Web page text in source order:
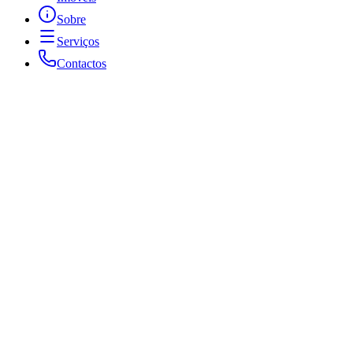
Sobre
Serviços
Contactos